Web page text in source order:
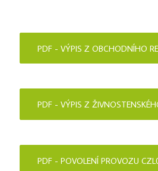
PDF - VÝPIS Z OBCHODNÍHO
PDF - VÝPIS Z
PDF - POVOLENÍ PROVOZU